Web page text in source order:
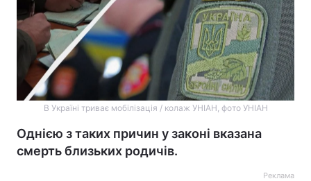
В Україні триває мобілізація / колаж УНІАН, фото УНІАН
Однією з таких причин у законі вказана
смерть близьких родичів.
Реклама